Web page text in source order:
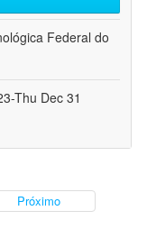
Federal do
Thu Dec 31
Próximo